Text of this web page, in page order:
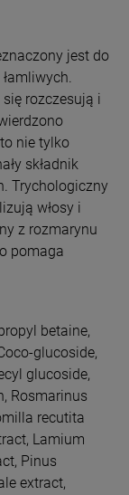
jest do
rozczesują i
nie tylko
składnik
Trychologiczny
włosy i
z rozmarynu
pomaga
betaine,
glucoside,
glucoside,
Rosmarinus
recutita
Lamium
Pinus
extract,